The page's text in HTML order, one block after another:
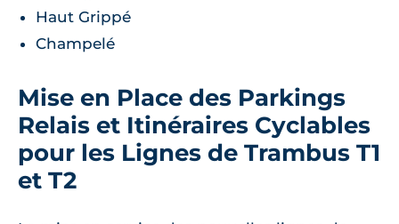
Haut Grippé
Champelé
Mise en Place des Parkings
Relais et Itinéraires Cyclables
pour les Lignes de Trambus T1
et T2